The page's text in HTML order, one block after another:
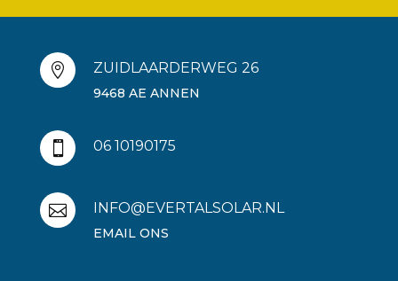
 ZUIDLAARDERWEG 26
9468 AE ANNEN
 06 10190175
 INFO@EVERTALSOLAR.NL
EMAIL ONS